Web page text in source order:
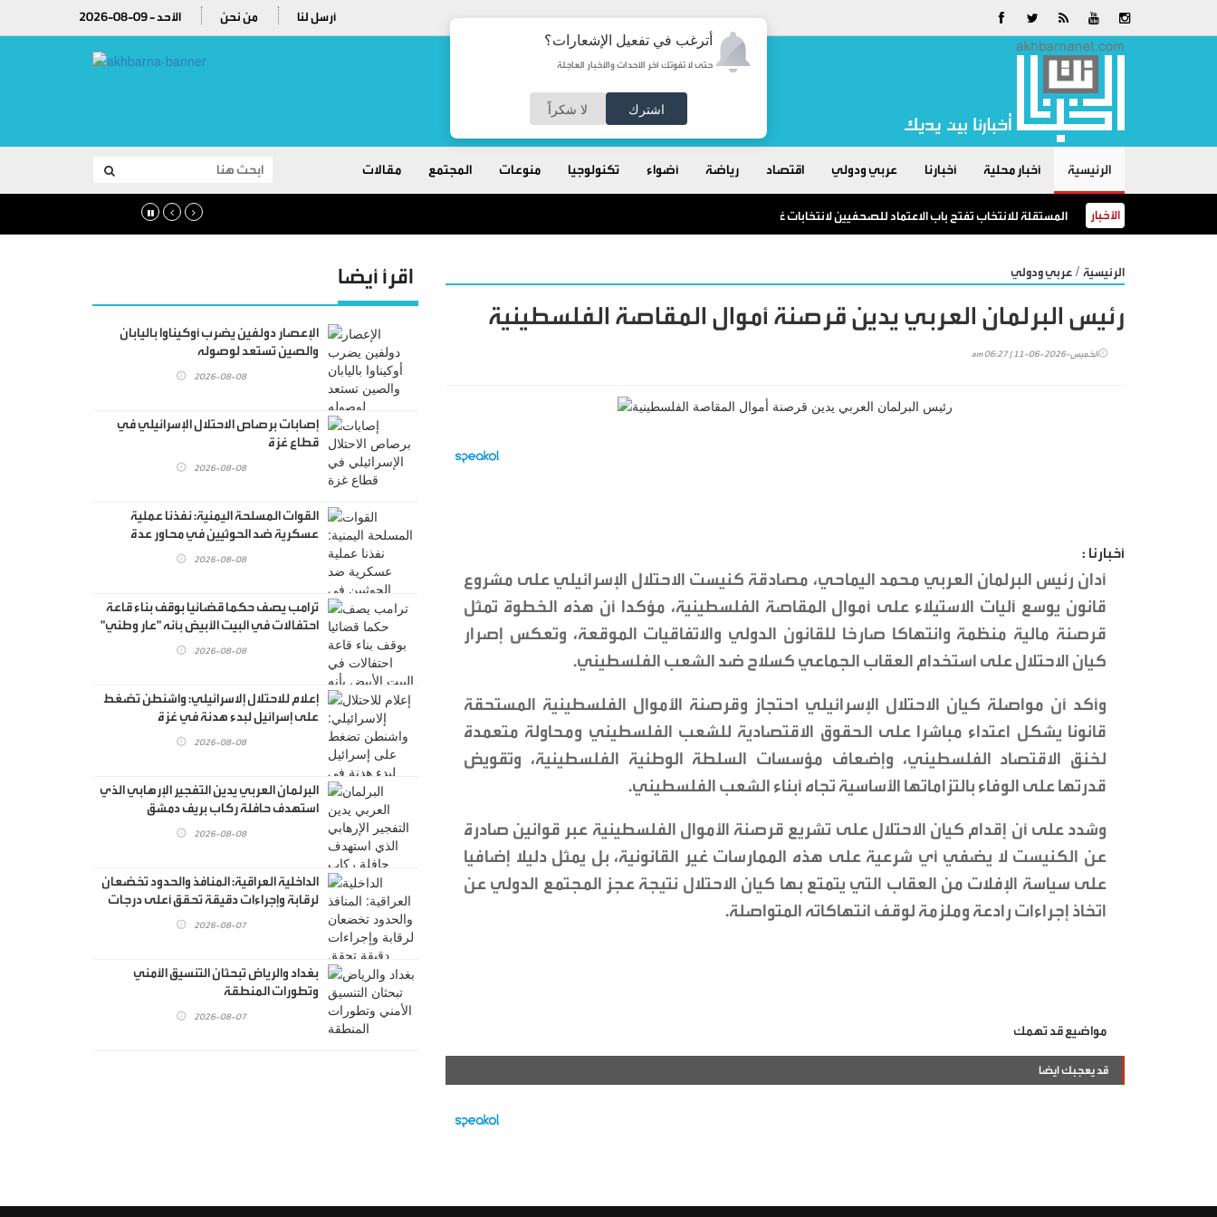
أترغب في تفعيل الإشعارات؟
حتى لا تفوتك آخر الأحداث والأخبار العاجلة
اشترك لا شكراً
2026-08-09 - الأحد من نحن أرسل لنا
الرئيسية أخبار محلية أخبارنا عربي ودولي اقتصاد رياضة أضواء تكنولوجيا منوعات المجتمع مقالات
الأخبار المستقلة للانتخاب تفتح باب الاعتماد للصحفيين لانتخابات غرف الصناعة
الرئيسية / عربي ودولي
رئيس البرلمان العربي يدين قرصنة أموال المقاصة الفلسطينية
الخميس-2026-06-11 | 06:27 am
أخبارنا :
أدان رئيس البرلمان العربي محمد اليماحي، مصادقة كنيست الاحتلال الإسرائيلي على مشروع
قانون يوسع آليات الاستيلاء على أموال المقاصة الفلسطينية، مؤكدا أن هذه الخطوة تمثل
قرصنة مالية منظمة وانتهاكا صارخا للقانون الدولي والاتفاقيات الموقعة، وتعكس إصرار
كيان الاحتلال على استخدام العقاب الجماعي كسلاح ضد الشعب الفلسطيني.
وأكد أن مواصلة كيان الاحتلال الإسرائيلي احتجاز وقرصنة الأموال الفلسطينية المستحقة
قانونا يشكل اعتداء مباشرا على الحقوق الاقتصادية للشعب الفلسطيني ومحاولة متعمدة
لخنق الاقتصاد الفلسطيني، وإضعاف مؤسسات السلطة الوطنية الفلسطينية، وتقويض
قدرتها على الوفاء بالتزاماتها الأساسية تجاه أبناء الشعب الفلسطيني.
وشدد على أن إقدام كيان الاحتلال على تشريع قرصنة الأموال الفلسطينية عبر قوانين صادرة
عن الكنيست لا يضفي أي شرعية على هذه الممارسات غير القانونية، بل يمثل دليلا إضافيا
على سياسة الإفلات من العقاب التي يتمتع بها كيان الاحتلال نتيجة عجز المجتمع الدولي عن
اتخاذ إجراءات رادعة وملزمة لوقف انتهاكاته المتواصلة.
مواضيع قد تهمك
قد يعجبك ايضا
اقرأ أيضا
الإعصار دولفين يضرب أوكيناوا باليابان
والصين تستعد لوصوله
2026-08-08
إصابات برصاص الاحتلال الإسرائيلي في
قطاع غزة
2026-08-08
القوات المسلحة اليمنية: نفذنا عملية
عسكرية ضد الحوثيين في محاور عدة
2026-08-08
ترامب يصف حكما قضائيا بوقف بناء قاعة
احتفالات في البيت الأبيض بأنه "عار وطني"
2026-08-08
إعلام للاحتلال إلاسرائيلي: واشنطن تضغط
على إسرائيل لبدء هدنة في غزة
2026-08-08
البرلمان العربي يدين التفجير الإرهابي الذي
استهدف حافلة ركاب بريف دمشق
2026-08-08
الداخلية العراقية: المنافذ والحدود تخضعان
لرقابة وإجراءات دقيقة تحقق أعلى درجات
2026-08-07
بغداد والرياض تبحثان التنسيق الأمني
وتطورات المنطقة
2026-08-07